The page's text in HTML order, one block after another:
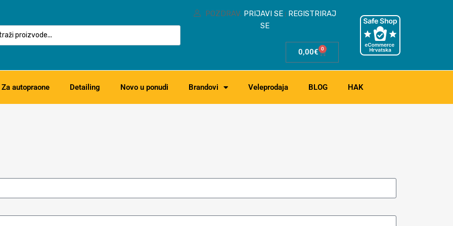
POZDRAV. PRIJAVI SE
REGISTRIRAJ
SE
0,00€ 0
Za autopraone Detailing Novo u ponudi Brandovi Veleprodaja BLOG HAK